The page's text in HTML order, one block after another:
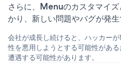
さらに、Menuのカスタマイ
かり、新しい問題やバグが発生
会社が成長し続けると、ハッカー
性を悪用しようとする可能性があ
遭遇する可能性があります。